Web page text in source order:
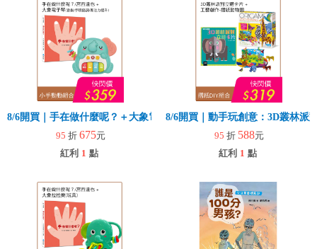
8/6開買｜手在做什麼呢？＋大象電子琴
95 折 675元
紅利 1 點
8/6開買｜動手玩創意：3D叢林派
95 折 588元
紅利 1 點